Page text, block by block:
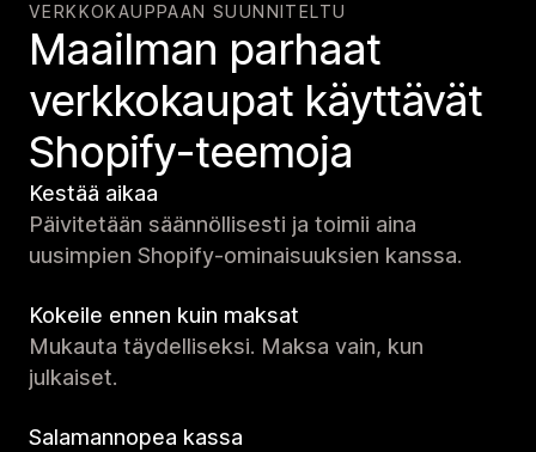
VERKKOKAUPPAAN SUUNNITELTU
Maailman parhaat
verkko­kaupat käyttävät
Shopify-teemoja
Kestää aikaa
Päivitetään säännöllisesti ja toimii aina
uusimpien Shopify-ominaisuuksien kanssa.
Kokeile ennen kuin maksat
Mukauta täydelliseksi. Maksa vain, kun
julkaiset.
Salamannopea kassa